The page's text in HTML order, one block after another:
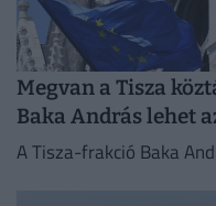
Megvan a Tisza
Baka András lehet
A Tisza-frakció Baka